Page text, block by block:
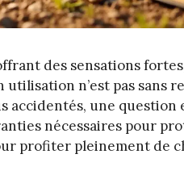
des sensations
utilisation n’est pas sans
accidentés, une question
nécessaires pour
profiter pleinement de